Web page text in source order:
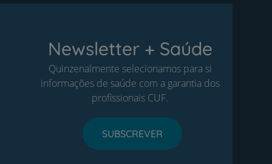
Newsletter + Saúde
Quinzenalmente selecionamos para si
informações de saúde com a garantia dos
profissionais CUF.
SUBSCREVER